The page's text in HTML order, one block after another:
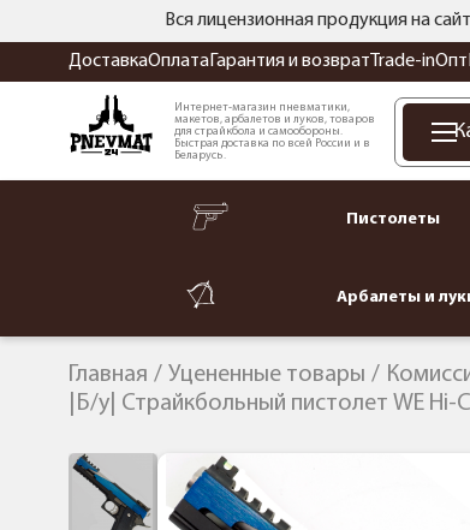
Вся лицензионная продукция на
ДоставкаОплата Гарантия и возврат Trade-inОпт
Интернет-магазин пневматики,
макетов, арбалетов и луков, товаров
для страйкбола и самообороны.
Быстрая доставка по всей России и в
Беларусь.
Пистолеты
Арбалеты и
Главная Уцененные товары
|Б/у| Страйкбольный пистолет WE